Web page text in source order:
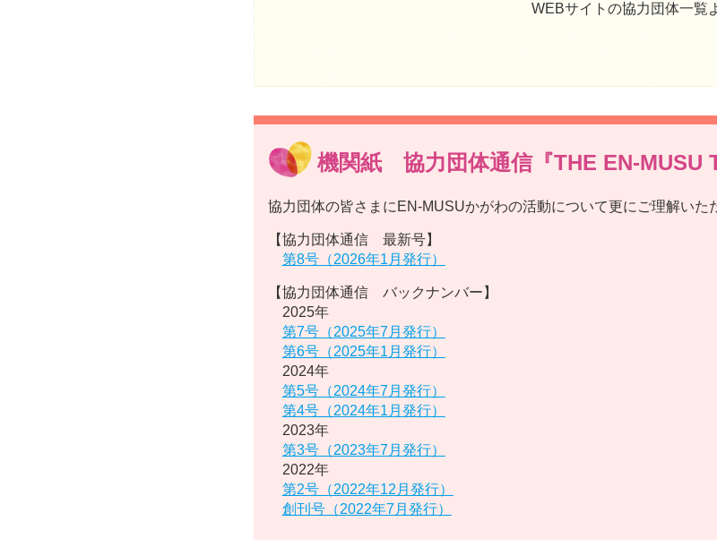
WEBサイトの協力団体一覧
機関紙 協力団体通信『THE EN-MUSU
協力団体の皆さまにEN-MUSUかがわの活動について更にご理解いた
【協力団体通信 最新号】
第8号（2026年1月発行）
【協力団体通信 バックナンバー】
2025年
第7号（2025年7月発行）
第6号（2025年1月発行）
2024年
第5号（2024年7月発行）
第4号（2024年1月発行）
2023年
第3号（2023年7月発行）
2022年
第2号（2022年12月発行）
創刊号（2022年7月発行）